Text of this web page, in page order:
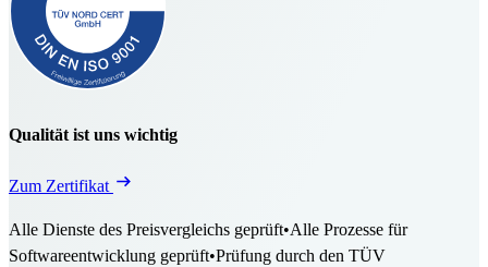
Qualität ist uns wichtig
Zum Zertifikat
Alle Dienste des Preisvergleichs geprüft•Alle Prozesse für
Softwareentwicklung geprüft•Prüfung durch den TÜV